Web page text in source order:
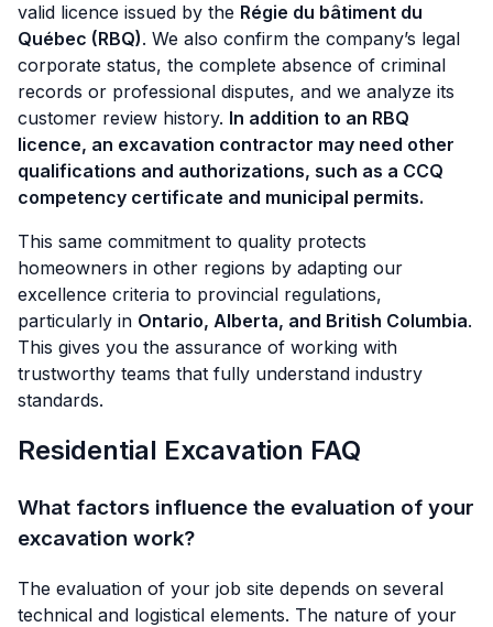
valid licence issued by the Régie du bâtiment du
Québec (RBQ). We also confirm the company’s legal
corporate status, the complete absence of criminal
records or professional disputes, and we analyze its
customer review history. In addition to an RBQ
licence, an excavation contractor may need other
qualifications and authorizations, such as a CCQ
competency certificate and municipal permits.
This same commitment to quality protects
homeowners in other regions by adapting our
excellence criteria to provincial regulations,
particularly in Ontario, Alberta, and British Columbia.
This gives you the assurance of working with
trustworthy teams that fully understand industry
standards.
Residential Excavation FAQ
What factors influence the evaluation of your
excavation work?
The evaluation of your job site depends on several
technical and logistical elements. The nature of your